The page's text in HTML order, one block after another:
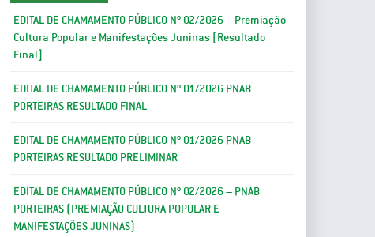
EDITAL DE CHAMAMENTO PÚBLICO Nº 02/2026 – Premiação
Cultura Popular e Manifestações Juninas [Resultado
Final]
EDITAL DE CHAMAMENTO PÚBLICO Nº 01/2026 PNAB
PORTEIRAS RESULTADO FINAL
EDITAL DE CHAMAMENTO PÚBLICO Nº 01/2026 PNAB
PORTEIRAS RESULTADO PRELIMINAR
EDITAL DE CHAMAMENTO PÚBLICO Nº 02/2026 – PNAB
PORTEIRAS (PREMIAÇÃO CULTURA POPULAR E
MANIFESTAÇÕES JUNINAS)